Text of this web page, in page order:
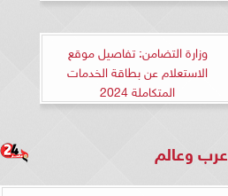
وزارة التضامن: تفاصيل موقع
الاستعلام عن بطاقة الخدمات
المتكاملة 2024
عرب وعالم